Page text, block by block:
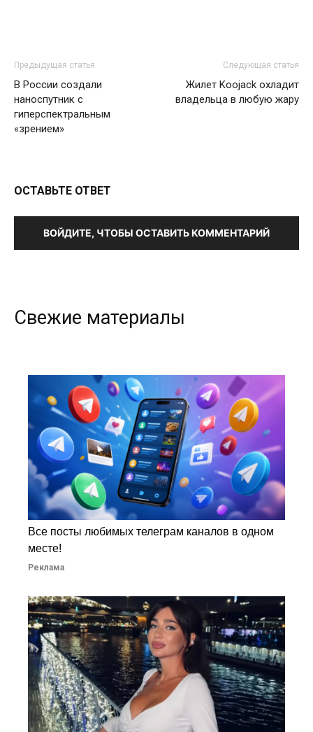
Предыдущая статья
В России создали
наноспутник с
гиперспектральным
«зрением»
Следующая статья
Жилет Koojack охладит
владельца в любую жару
ОСТАВЬТЕ ОТВЕТ
ВОЙДИТЕ, ЧТОБЫ ОСТАВИТЬ КОММЕНТАРИЙ
Свежие материалы
Все посты любимых телеграм каналов в одном
месте!
Реклама